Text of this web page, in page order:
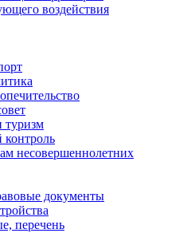
воздействия
туризм
несовершеннолетних
документы
перечень